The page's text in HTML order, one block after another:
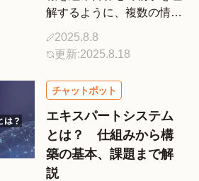
解するように、複数の情報
ルチモーダルAI」が今、注
目を集めています。 本記
事では、マルチモーダルAI
について、その基本的な仕
組みから具体的な活用事例
[…]
2025.8.8
更新:2025.8.18
エキスパートシステム
とは？ 仕組みから構
築の基本、課題まで解
説